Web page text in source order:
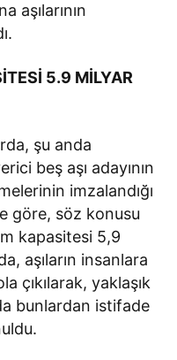
aşılarının
5.9 MİLYAR
şu anda
beş aşı adayının
imzalandığı
göre, söz konusu
kapasitesi 5,9
aşıların insanlara
çıkılarak, yaklaşık
bunlardan istifade